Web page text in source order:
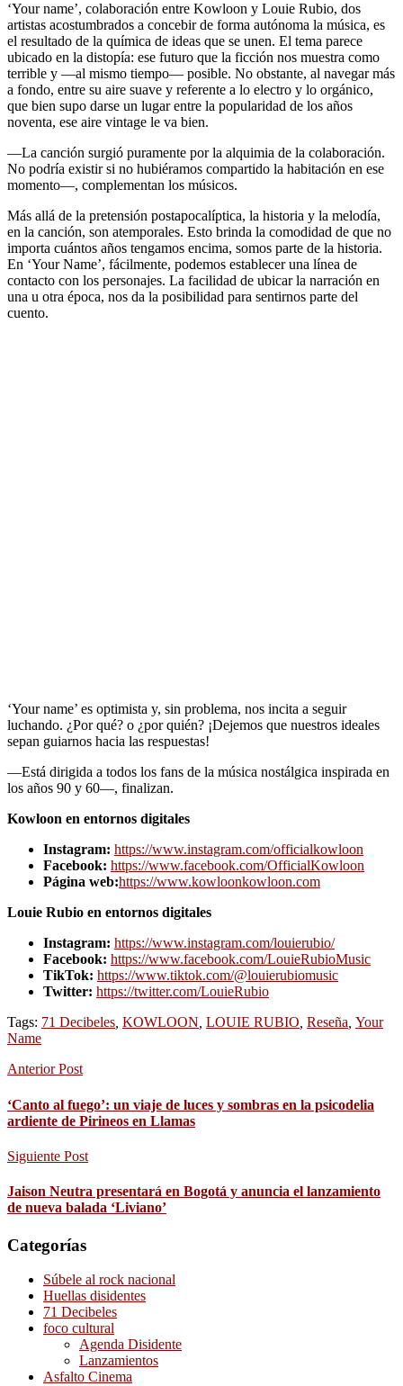
‘Your name’, colaboración entre Kowloon y Louie Rubio, dos
artistas acostumbrados a concebir de forma autónoma la música, es
el resultado de la química de ideas que se unen. El tema parece
ubicado en la distopía: ese futuro que la ficción nos muestra como
terrible y ―al mismo tiempo― posible. No obstante, al navegar más
a fondo, entre su aire suave y referente a lo electro y lo orgánico,
que bien supo darse un lugar entre la popularidad de los años
noventa, ese aire vintage le va bien.
―La canción surgió puramente por la alquimia de la colaboración.
No podría existir si no hubiéramos compartido la habitación en ese
momento―, complementan los músicos.
Más allá de la pretensión postapocalíptica, la historia y la melodía,
en la canción, son atemporales. Esto brinda la comodidad de que no
importa cuántos años tengamos encima, somos parte de la historia.
En ‘Your Name’, fácilmente, podemos establecer una línea de
contacto con los personajes. La facilidad de ubicar la narración en
una u otra época, nos da la posibilidad para sentirnos parte del
cuento.
‘Your name’ es optimista y, sin problema, nos incita a seguir
luchando. ¿Por qué? o ¿por quién? ¡Dejemos que nuestros ideales
sepan guiarnos hacia las respuestas!
―Está dirigida a todos los fans de la música nostálgica inspirada en
los años 90 y 60―, finalizan.
Kowloon en entornos digitales
Instagram: https://www.instagram.com/officialkowloon
Facebook: https://www.facebook.com/OfficialKowloon
Página web:https://www.kowloonkowloon.com
Louie Rubio en entornos digitales
Instagram: https://www.instagram.com/louierubio/
Facebook: https://www.facebook.com/LouieRubioMusic
TikTok: https://www.tiktok.com/@louierubiomusic
Twitter: https://twitter.com/LouieRubio
Tags: 71 Decibeles, KOWLOON, LOUIE RUBIO, Reseña, Your
Name
Anterior Post
‘Canto al fuego’: un viaje de luces y sombras en la psicodelia
ardiente de Pirineos en Llamas
Siguiente Post
Jaison Neutra presentará en Bogotá y anuncia el lanzamiento
de nueva balada ‘Liviano’
Categorías
Súbele al rock nacional
Huellas disidentes
71 Decibeles
foco cultural
Agenda Disidente
Lanzamientos
Asfalto Cinema